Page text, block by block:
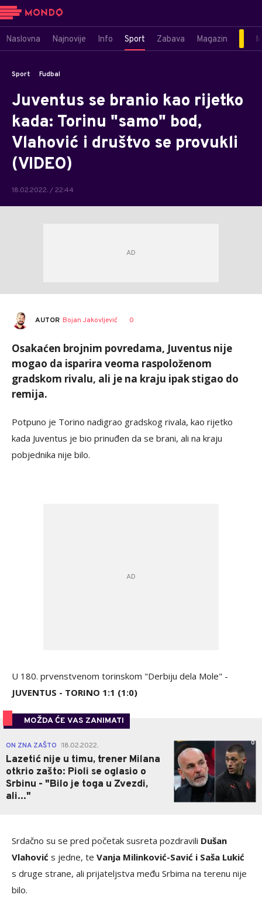
Naslovna Najnovije Info Sport Zabava Magazin
Sport Fudbal
Juventus se branio kao rijetko
kada: Torinu "samo" bod,
Vlahović i društvo se provukli
(VIDEO)
18.02.2022. / 22:44
AUTOR Bojan Jakovljević 0
Osakaćen brojnim povredama, Juventus nije
mogao da isparira veoma raspoloženom
gradskom rivalu, ali je na kraju ipak stigao do
remija.
Potpuno je Torino nadigrao gradskog rivala, kao rijetko
kada Juventus je bio prinuđen da se brani, ali na kraju
pobjednika nije bilo.
U 180. prvenstvenom torinskom "Derbiju dela Mole" -
JUVENTUS - TORINO 1:1 (1:0)
MOŽDA ĆE VAS ZANIMATI
ON ZNA ZAŠTO 18.02.2022.
Lazetić nije u timu, trener Milana
otkrio zašto: Pioli se oglasio o
Srbinu - "Bilo je toga u Zvezdi,
ali..."
0
Srdačno su se pred početak susreta pozdravili Dušan
Vlahović s jedne, te Vanja Milinković-Savić i Saša Lukić
s druge strane, ali prijateljstva među Srbima na terenu nije
bilo.